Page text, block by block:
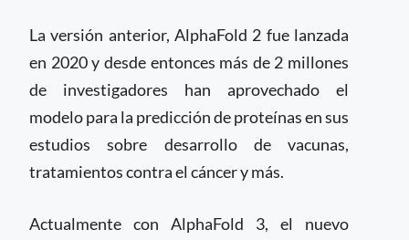
La versión anterior, AlphaFold 2 fue lanzada
en 2020 y desde entonces más de 2 millones
de investigadores han aprovechado el
modelo para la predicción de proteínas en sus
estudios sobre desarrollo de vacunas,
tratamientos contra el cáncer y más.
Actualmente con AlphaFold 3, el nuevo